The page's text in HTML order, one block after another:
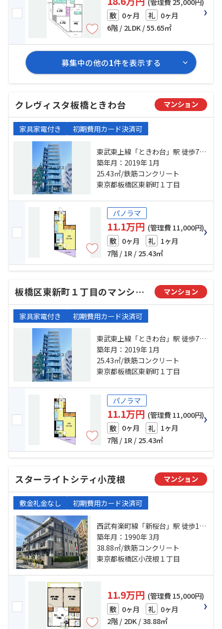
敷 0ヶ月 礼 0ヶ月
6階 / 2LDK / 55.65㎡
募集中の他の1件を表示する
クレヴィスタ板橋ときわ台 マンション
家具家電付き 初期費用カード決済可
東武東上線「ときわ台」駅 徒歩7分
東武東上線「中板橋」駅 徒歩17分
副都心線「小竹向原」駅 徒歩23分
築年月：2019年 1月
25.43㎡/鉄筋コンクリート
東京都板橋区東新町１丁目
パノラマ
11.1万円 (管理費 11,000円)
敷 0ヶ月 礼 1ヶ月
7階 / 1R / 25.43㎡
板橋区東新町１丁目のマンション マンション
家具家電付き 初期費用カード決済可
東武東上線「ときわ台」駅 徒歩7分
東武東上線「中板橋」駅 徒歩17分
副都心線「小竹向原」駅 徒歩23分
築年月：2019年 1月
25.43㎡/鉄筋コンクリート
東京都板橋区東新町１丁目
パノラマ
11.1万円 (管理費 11,000円)
敷 0ヶ月 礼 1ヶ月
7階 / 1R / 25.43㎡
スターライトシティ小茂根 マンション
敷金礼金なし 初期費用カード決済可
西武有楽町線「新桜台」駅 徒歩15
分 西武池袋線「江古田」駅 徒歩18
分 有楽町線「小竹向原」駅 徒歩4分
築年月：1990年 3月
38.88㎡/鉄筋コンクリート
東京都板橋区小茂根１丁目
11.9万円 (管理費 15,000円)
敷 0ヶ月 礼 0ヶ月
2階 / 2DK / 38.88㎡